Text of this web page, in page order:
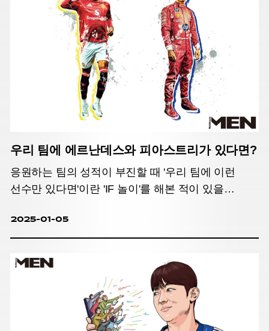
우리 팀에 에르난데스와 피아스트리가 있다면?
응원하는 팀의 성적이 부진할 때 '우리 팀에 이런
선수만 있다면'이란 'IF 놀이'를 해본 적이 있을
0순위 판타지 스타는?
2025-01-05